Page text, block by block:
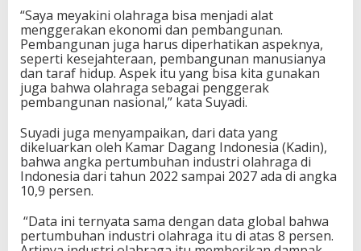
l
a
h
r
a
g
a
B
s
a
J
a
A
l
“Saya meyakini olahraga bisa menjadi alat
menggerakan ekonomi dan pembangunan.
Pembangunan juga harus diperhatikan aspeknya,
seperti kesejahteraan, pembangunan manusianya
dan taraf hidup. Aspek itu yang bisa kita gunakan
juga bahwa olahraga sebagai penggerak
pembangunan nasional,” kata Suyadi.
Suyadi juga menyampaikan, dari data yang
dikeluarkan oleh Kamar Dagang Indonesia (Kadin),
bahwa angka pertumbuhan industri olahraga di
Indonesia dari tahun 2022 sampai 2027 ada di angka
10,9 persen.
“Data ini ternyata sama dengan data global bahwa
pertumbuhan industri olahraga itu di atas 8 persen.